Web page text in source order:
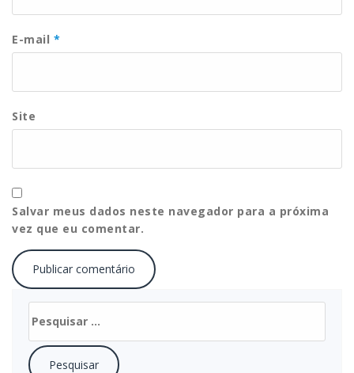
E-mail *
Site
Salvar meus dados neste navegador para a próxima
vez que eu comentar.
por: